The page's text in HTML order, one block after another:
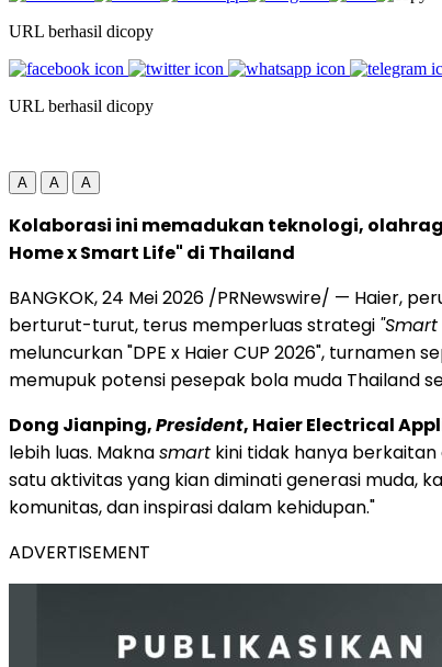
URL berhasil dicopy
URL berhasil dicopy
A A A
Kolaborasi ini memadukan teknologi,
Home x Smart Life" di Thailand
BANGKOK, 24 Mei 2026 /PRNewswire/ — Haier,
berturut-turut, terus memperluas strategi
meluncurkan "DPE x Haier CUP 2026", turnamen
memupuk potensi pesepak bola muda Thailand
Dong Jianping,President, Haier Electrical
lebih luas. Maknasmart kini tidak hanya
satu aktivitas yang kian diminati generasi muda,
komunitas, dan inspirasi dalam kehidupan."
ADVERTISEMENT